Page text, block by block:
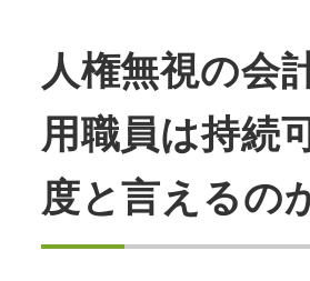
人権無視の会
用職員は持続
度と言えるの